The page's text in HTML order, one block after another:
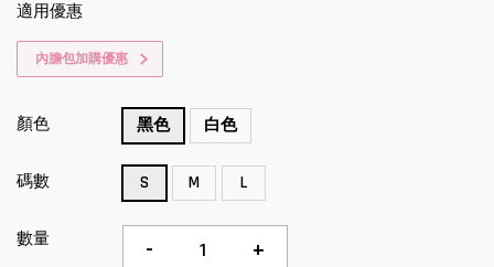
適用優惠
內膽包加購優惠
顏色 黑色 白色
碼數 S M L
數量 - +